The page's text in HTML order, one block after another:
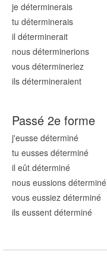
je déterminerais
tu déterminerais
il déterminerait
nous déterminerions
vous détermineriez
ils détermineraient
Passé 2e forme
j'eusse déterminé
tu eusses déterminé
il eût déterminé
nous eussions déterminé
vous eussiez déterminé
ils eussent déterminé